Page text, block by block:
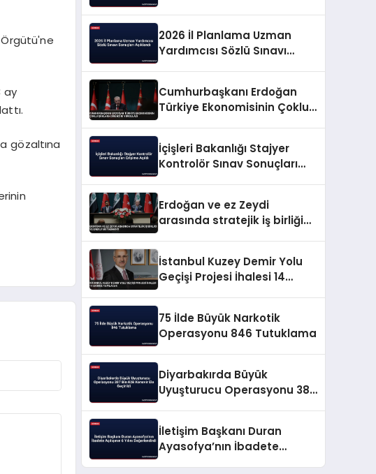
Örgütü'ne
ay
gözaltına
2026 İl Planlama Uzman
Yardımcısı Sözlü Sınavı
Cumhurbaşkanı Erdoğan
Türkiye Ekonomisinin Çoklu
İçişleri Bakanlığı Stajyer
Kontrolör Sınav Sonuçları
Erdoğan ve ez Zeydi
arasında stratejik iş birliği
İstanbul Kuzey Demir Yolu
Geçişi Projesi İhalesi 14
75 İlde Büyük Narkotik
Operasyonu 846 Tutuklama
Diyarbakırda Büyük
Uyuşturucu Operasyonu 387
İletişim Başkanı Duran
Ayasofya’nın İbadete